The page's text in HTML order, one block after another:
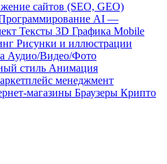
сайтов (SEO, GEO)
AI —
Тексты 3D Графика Mobile
Рисунки и иллюстрации
Аудио/Видео/Фото
стиль Анимация
менеджмент
магазины Браузеры Крипто